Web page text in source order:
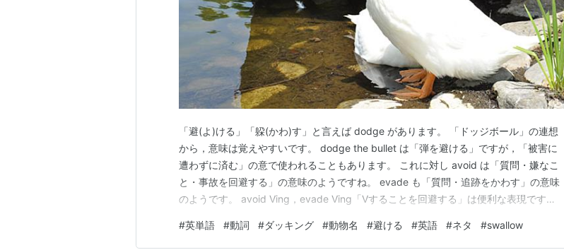
「避(よ)ける」「躱(かわ)す」と言えば dodge があります。 「ドッジボール」の連想
から，意味は覚えやすいです。 dodge the bullet は「弾を避ける」ですが，「被害に
遭わずに済む」の意で使われることもあります。 これに対し avoid は「質問・嫌なこ
と・事故を回避する」の意味のようですね。 evade も「質問・追跡をかわす」の意味
のようです。 avoid Ving，evade Ving「Vすることを回避する」は便利な表現です
す。 duck も dodge のような意味なんでしょう…
#英単語 #動詞 #ダッキング #動物名 #避ける #英語 #ネタ #swallow